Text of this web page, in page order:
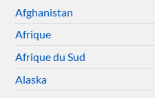
Afghanistan
Afrique
Afrique du Sud
Alaska